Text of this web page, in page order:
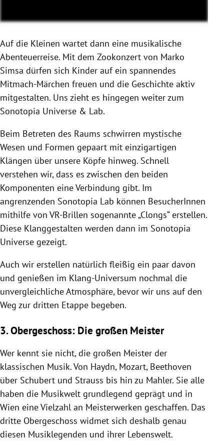
Auf die Kleinen wartet dann eine musikalische
Abenteuerreise. Mit dem Zookonzert von Marko
Simsa dürfen sich Kinder auf ein spannendes
Mitmach-Märchen freuen und die Geschichte aktiv
mitgestalten. Uns zieht es hingegen weiter zum
Sonotopia Universe & Lab.
Beim Betreten des Raums schwirren mystische
Wesen und Formen gepaart mit einzigartigen
Klängen über unsere Köpfe hinweg. Schnell
verstehen wir, dass es zwischen den beiden
Komponenten eine Verbindung gibt. Im
angrenzenden Sonotopia Lab können BesucherInnen
mithilfe von VR-Brillen sogenannte„Clongs“ erstellen.
Diese Klanggestalten werden dann im Sonotopia
Universe gezeigt.
Auch wir erstellen natürlich fleißig ein paar davon
und genießen im Klang-Universum nochmal die
unvergleichliche Atmosphäre, bevor wir uns auf den
Weg zur dritten Etappe begeben.
3. Obergeschoss: Die großen Meister
Wer kennt sie nicht, die großen Meister der
klassischen Musik. Von Haydn, Mozart, Beethoven
über Schubert und Strauss bis hin zu Mahler. Sie alle
haben die Musikwelt grundlegend geprägt und in
Wien eine Vielzahl an Meisterwerken geschaffen. Das
dritte Obergeschoss widmet sich deshalb genau
diesen Musiklegenden und ihrer Lebenswelt.